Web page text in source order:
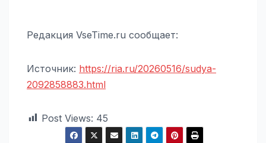
Редакция VseTime.ru сообщает:
Источник: https://ria.ru/20260516/sudya-
2092858883.html
Post Views: 45